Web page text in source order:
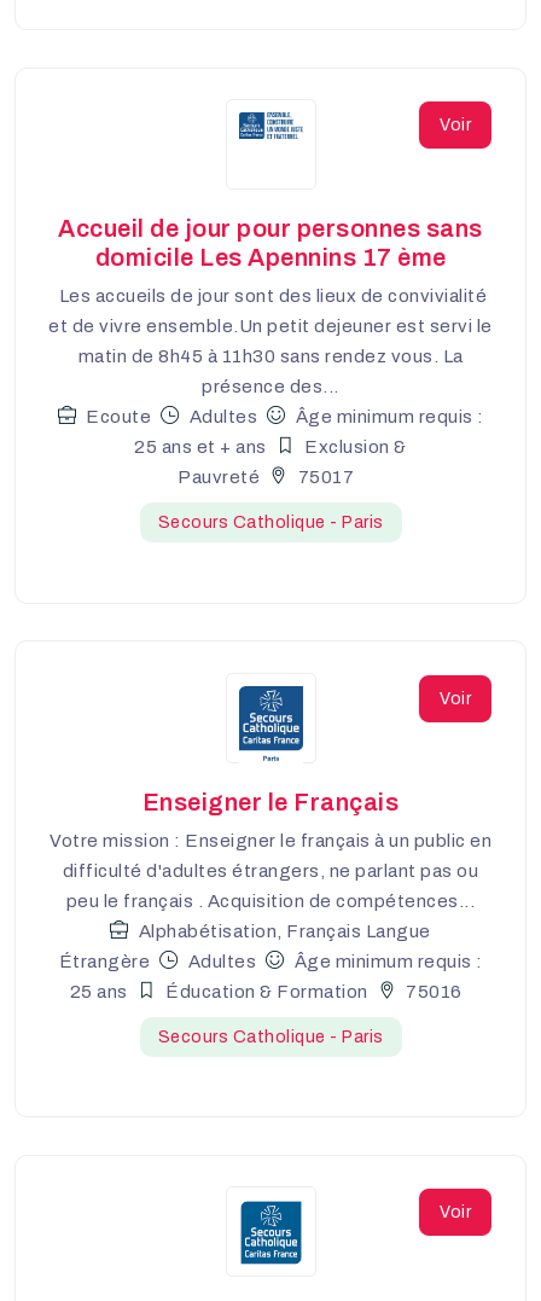
Voir
Accueil de jour pour personnes sans
domicile Les Apennins 17 ème
Les accueils de jour sont des lieux de convivialité
et de vivre ensemble.Un petit dejeuner est servi le
matin de 8h45 à 11h30 sans rendez vous. La
présence des...
Ecoute
Adultes
Âge minimum requis :
25 ans et + ans
Exclusion &
Pauvreté
75017
Secours Catholique - Paris
Voir
Enseigner le Français
Votre mission : Enseigner le français à un public en
difficulté d'adultes étrangers, ne parlant pas ou
peu le français . Acquisition de compétences...
Alphabétisation, Français Langue
Étrangère
Adultes
Âge minimum requis :
25 ans
Éducation & Formation 75016
Secours Catholique - Paris
Voir